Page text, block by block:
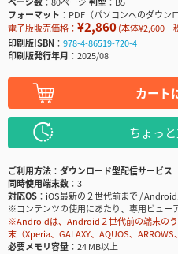
フォーマット
PDF（パソコンへのダウン
電子版販売価格： ¥2,860(本体¥2,600＋
印刷版ISBN
978-4-86519-720-4
印刷版発行年月
2025/08
カート
ちょっ
ご利用方法
ダウンロード型配信サービス
同時使用端末数
3
対応OS
iOS最新の２世代前まで /
※コンテンツの使用にあたり、専用ビュー
※Androidは、Android２世代前の端末の
末（Xperia、GALAXY、AQUOS、
必要メモリ容量
24 MB以上